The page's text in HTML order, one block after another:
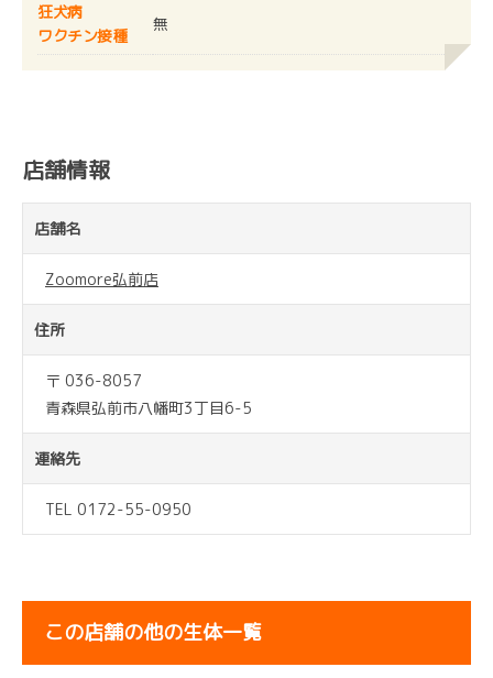
狂犬病
ワクチン接種
無
店舗情報
店舗名
Zoomore弘前店
住所
〒 036-8057
青森県弘前市八幡町3丁目6-5
連絡先
TEL 0172-55-0950
この店舗の他の生体一覧